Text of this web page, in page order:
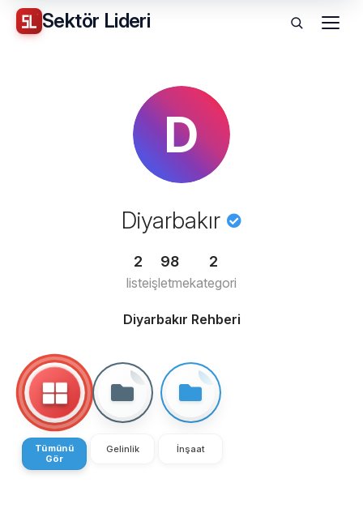
Sektör Lideri Menü
D
Diyarbakır
2
liste
98
işletme
2
kategori
Diyarbakır Rehberi
Tümünü
Gör
Gelinlik İnşaat